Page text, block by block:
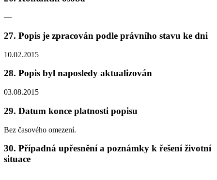
—
27. Popis je zpracován podle právního stavu ke dni
10.02.2015
28. Popis byl naposledy aktualizován
03.08.2015
29. Datum konce platnosti popisu
Bez časového omezení.
30. Případná upřesnění a poznámky k řešení životní
situace